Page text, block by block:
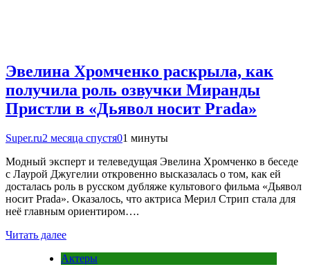
Эвелина Хромченко раскрыла, как
получила роль озвучки Миранды
Пристли в «Дьявол носит Prada»
Super.ru2 месяца спустя01 минуты
Модный эксперт и телеведущая Эвелина Хромченко в беседе
с Лаурой Джугелии откровенно высказалась о том, как ей
досталась роль в русском дубляже культового фильма «Дьявол
носит Prada». Оказалось, что актриса Мерил Стрип стала для
неё главным ориентиром….
Читать далее
Актеры